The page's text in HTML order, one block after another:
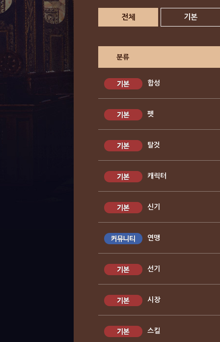
전체 기본
분류
합성
펫
탈것
캐릭터
신기
연맹
선기
시장
스킬